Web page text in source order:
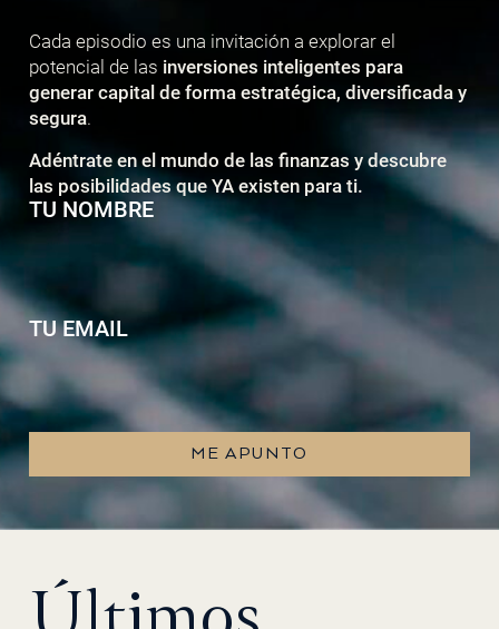
Cada episodio es una invitación a explorar el
potencial de las inversiones inteligentes para
generar capital de forma estratégica, diversificada y
segura.
Adéntrate en el mundo de las finanzas y descubre
las posibilidades que YA existen para ti.
TU NOMBRE
TU EMAIL
ME APUNTO